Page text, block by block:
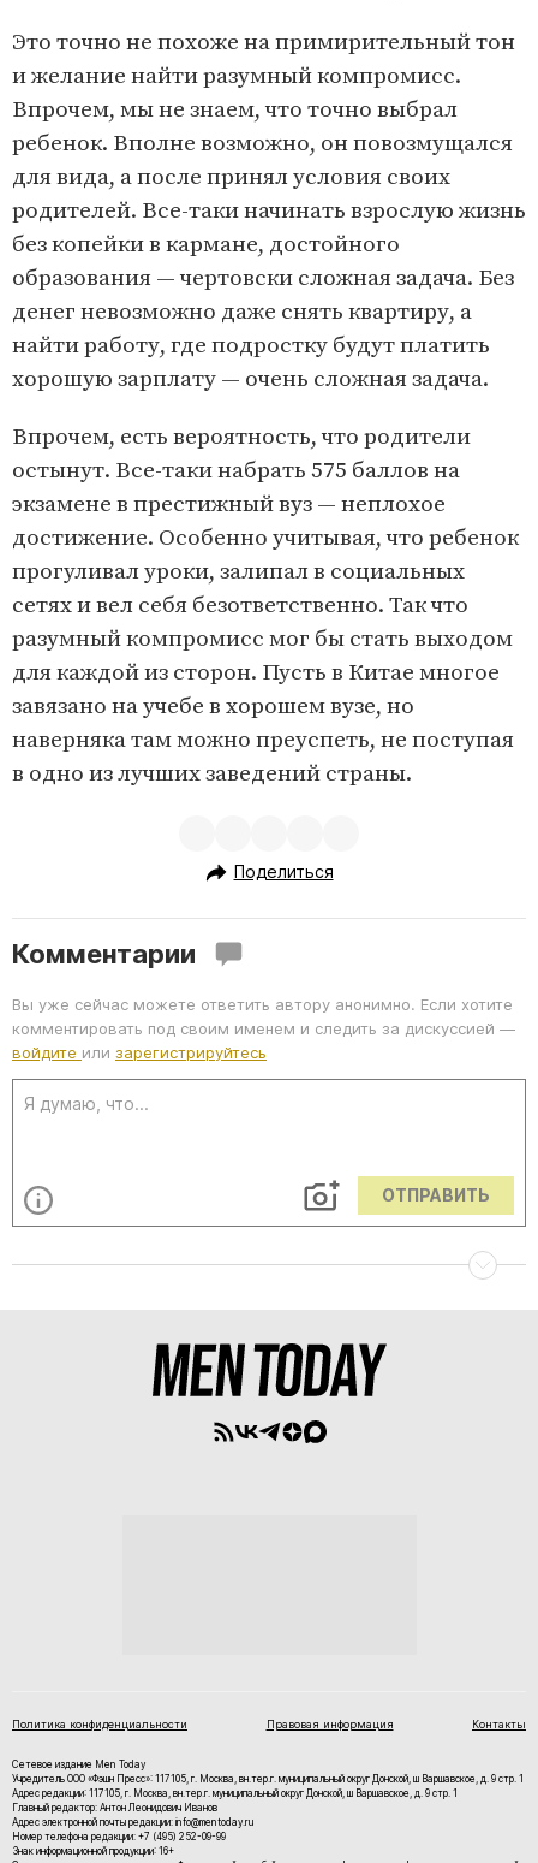
Это точно не похоже на примирительный тон
и желание найти разумный компромисс.
Впрочем, мы не знаем, что точно выбрал
ребенок. Вполне возможно, он повозмущался
для вида, а после принял условия своих
родителей. Все-таки начинать взрослую жизнь
без копейки в кармане, достойного
образования — чертовски сложная задача. Без
денег невозможно даже снять квартиру, а
найти работу, где подростку будут платить
хорошую зарплату — очень сложная задача.
Впрочем, есть вероятность, что родители
остынут. Все-таки набрать 575 баллов на
экзамене в престижный вуз — неплохое
достижение. Особенно учитывая, что ребенок
прогуливал уроки, залипал в социальных
сетях и вел себя безответственно. Так что
разумный компромисс мог бы стать выходом
для каждой из сторон. Пусть в Китае многое
завязано на учебе в хорошем вузе, но
наверняка там можно преуспеть, не поступая
в одно из лучших заведений страны.
Поделиться
Комментарии
Вы уже сейчас можете ответить автору анонимно. Если хотите
комментировать под своим именем и следить за дискуссией —
войдите или зарегистрируйтесь
ОТПРАВИТЬ
Политика конфиденциальности Правовая информация Контакты
Сетевое издание Men Today
Учредитель ООО «Фэшн Пресс»: 117105, г. Москва, вн.тер.г. муниципальный округ Донской, ш Варшавское, д. 9 стр. 1
Адрес редакции: 117105, г. Москва, вн.тер.г. муниципальный округ Донской, ш Варшавское, д. 9 стр. 1
Главный редактор: Антон Леонидович Иванов
Адрес электронной почты редакции: info@mentoday.ru
Номер телефона редакции: +7 (495) 252-09-99
Знак информационной продукции: 16+